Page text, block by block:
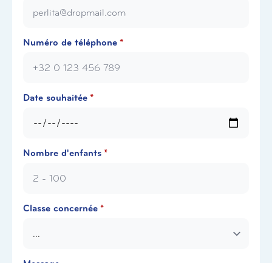
Numéro de téléphone *
Date souhaitée *
Nombre d'enfants *
Classe concernée *